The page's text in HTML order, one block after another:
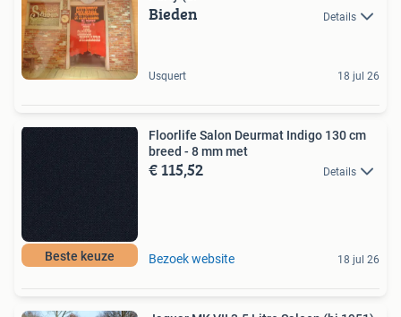
Bieden Details
Usquert 18 jul 26
Beste keuze
Floorlife Salon Deurmat Indigo 130 cm
breed - 8 mm met
€ 115,52 Details
Bezoek website 18 jul 26